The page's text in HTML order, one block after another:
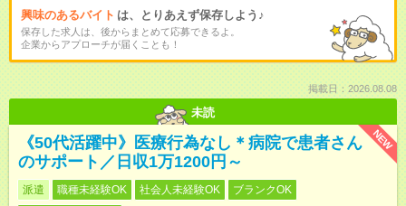
興味のあるバイト は、とりあえず保存しよう♪
保存した求人は、後からまとめて応募できるよ。
企業からアプローチが届くことも！
掲載日：2026.08.08
未読
NEW
《50代活躍中》医療行為なし＊病院で患者さん
のサポート／日収1万1200円～
派遣 職種未経験OK 社会人未経験OK
ブランクOK